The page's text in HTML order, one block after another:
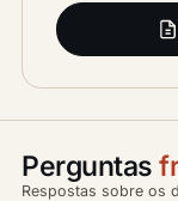
Perguntas
Respostas sobre os